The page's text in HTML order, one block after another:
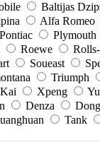
Baltijas
Alfa Romeo
Pontiac Plymouth
Roewe
Soueast
Triumph
Xpeng
Denza
Tank